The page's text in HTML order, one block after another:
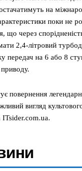
на
поки не
що через
2,4-літровий
передач на 6 або 8
повернення
вигляд
ITsider.com.ua.